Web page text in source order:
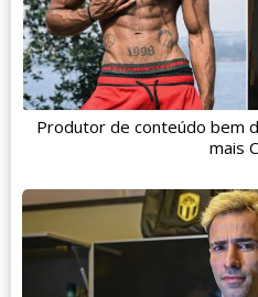
Produtor de conteúdo bem
mais